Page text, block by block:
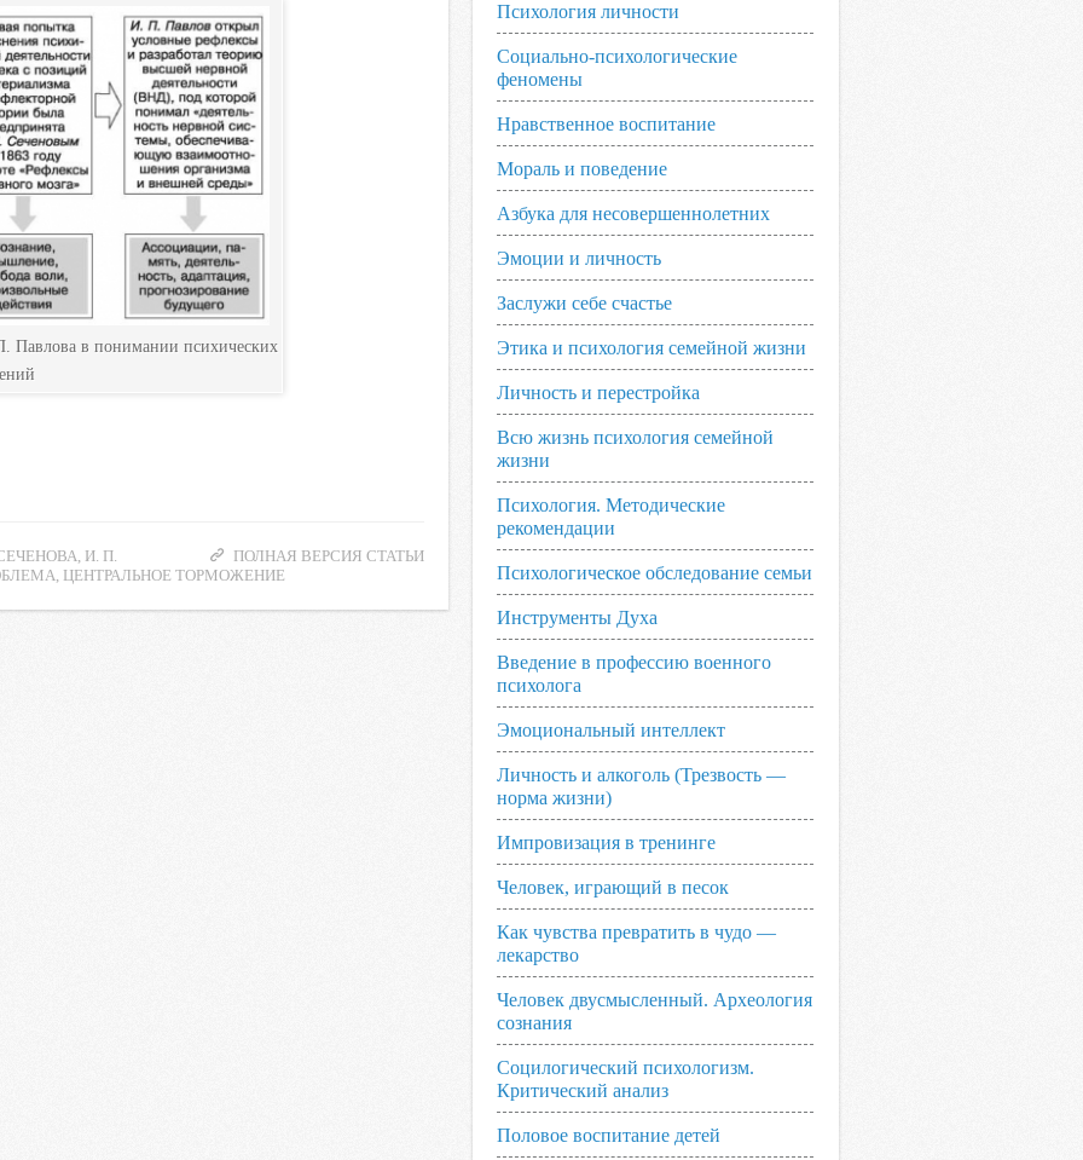
в понимании психических
ПОЛНАЯ ВЕРСИЯ СТАТЬИ
И. П.
ЦЕНТРАЛЬНОЕ ТОРМОЖЕНИЕ
Психология личности
Социально-психологические
феномены
Нравственное воспитание
Мораль и поведение
Азбука для несовершеннолетних
Эмоции и личность
Заслужи себе счастье
Этика и психология семейной жизни
Личность и перестройка
Всю жизнь психология семейной
жизни
Психология. Методические
рекомендации
Психологическое обследование семьи
Инструменты Духа
Введение в профессию военного
психолога
Эмоциональный интеллект
Личность и алкоголь (Трезвость —
норма жизни)
Импровизация в тренинге
Человек, играющий в песок
Как чувства превратить в чудо —
лекарство
Человек двусмысленный. Археология
сознания
Социлогический психологизм.
Критический анализ
Половое воспитание детей